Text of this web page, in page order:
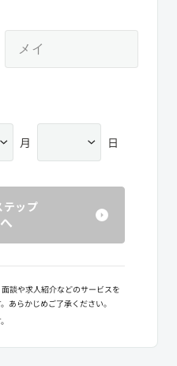
月 日
テップ
談や求人紹介などのサービスを
あらかじめご了承ください。